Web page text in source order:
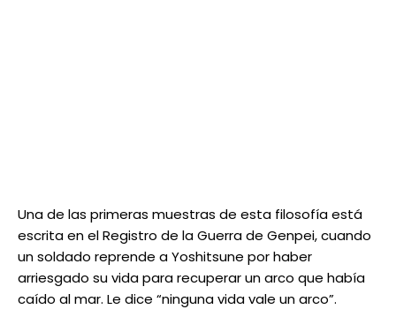
Una de las primeras muestras de esta filosofía está
escrita en el Registro de la Guerra de Genpei, cuando
un soldado reprende a Yoshitsune por haber
arriesgado su vida para recuperar un arco que había
caído al mar. Le dice “ninguna vida vale un arco”.